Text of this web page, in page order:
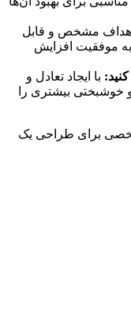
اهداف مشخص و قابل
به موفقیت افزایش
با ایجاد تعادل و
بیشتری را
برای طراحی یک